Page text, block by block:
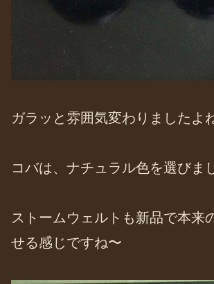
ガラッと雰囲気変わりましたよ
コバは、ナチュラル色を選びま
ストームウェルトも新品で本来
せる感じですね〜